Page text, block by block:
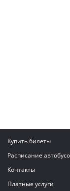
Купить билеты
Расписание
Контакты
Платные услуги